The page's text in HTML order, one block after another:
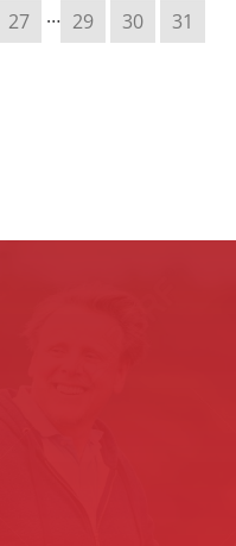
27 … 29 30
31